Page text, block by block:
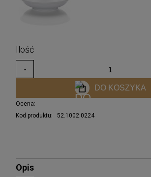
DO KOSZYKA
Ocena:
Kod produktu:
52.1002.0224
Opis